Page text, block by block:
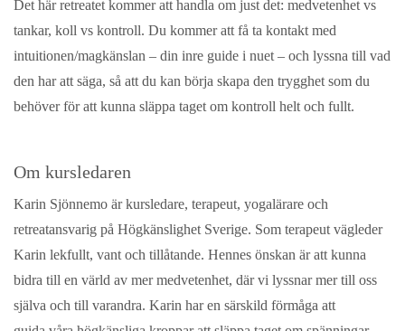
Det här retreatet kommer att handla om just det: medvetenhet vs
tankar, koll vs kontroll. Du kommer att få ta kontakt med
intuitionen/magkänslan – din inre guide i nuet – och lyssna till vad
den har att säga, så att du kan börja skapa den trygghet som du
behöver för att kunna släppa taget om kontroll helt och fullt.
Om kursledaren
Karin Sjönnemo är kursledare, terapeut, yogalärare och
retreatansvarig på Högkänslighet Sverige. Som terapeut vägleder
Karin lekfullt, vant och tillåtande. Hennes önskan är att kunna
bidra till en värld av mer medvetenhet, där vi lyssnar mer till oss
själva och till varandra. Karin har en särskild förmåga att